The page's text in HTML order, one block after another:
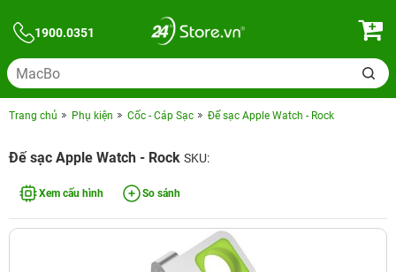
1900.0351
Trang chủ Phụ kiện Cốc - Cáp Sạc Đế sạc Apple Watch - Rock
Đế sạc Apple Watch - Rock SKU:
Xem cấu hình So sánh